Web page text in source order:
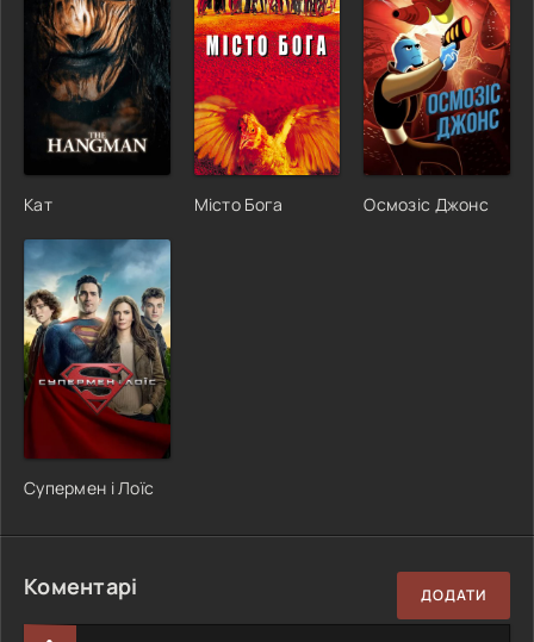
Кат Місто Бога Осмозіс Джонс
Супермен і Лоїс
Коментарі ДОДАТИ